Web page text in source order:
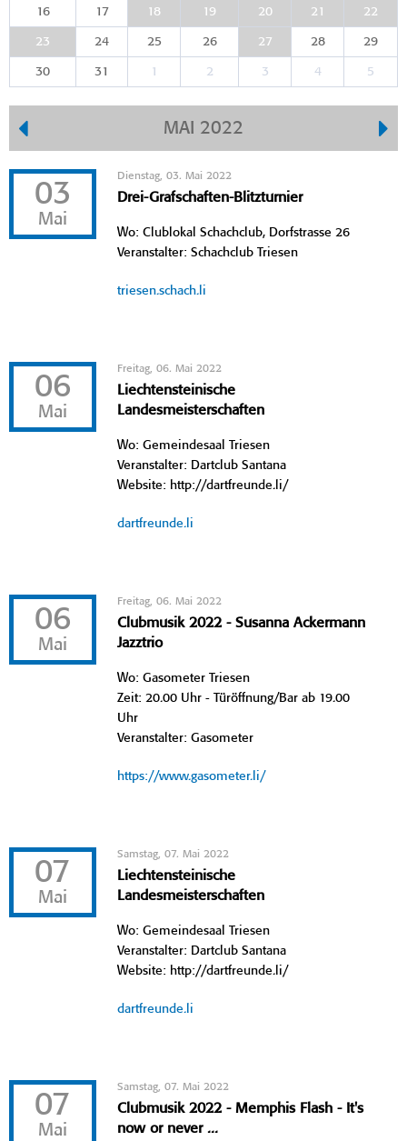
16 17 18 19 20 21 22
23 24 25 26 27 28 29
30 31 1 2 3 4 5
MAI 2022
03
Mai
Dienstag, 03. Mai 2022
Drei-Grafschaften-Blitzturnier
Wo: Clublokal Schachclub, Dorfstrasse 26
Veranstalter: Schachclub Triesen
triesen.schach.li
06
Mai
Freitag, 06. Mai 2022
Liechtensteinische
Landesmeisterschaften
Wo: Gemeindesaal Triesen
Veranstalter: Dartclub Santana
Website: http://dartfreunde.li/
dartfreunde.li
06
Mai
Freitag, 06. Mai 2022
Clubmusik 2022 - Susanna Ackermann
Jazztrio
Wo: Gasometer Triesen
Zeit: 20.00 Uhr - Türöffnung/Bar ab 19.00
Uhr
Veranstalter: Gasometer
https://www.gasometer.li/
07
Mai
Samstag, 07. Mai 2022
Liechtensteinische
Landesmeisterschaften
Wo: Gemeindesaal Triesen
Veranstalter: Dartclub Santana
Website: http://dartfreunde.li/
dartfreunde.li
07
Mai
Samstag, 07. Mai 2022
Clubmusik 2022 - Memphis Flash - It's
now or never ...